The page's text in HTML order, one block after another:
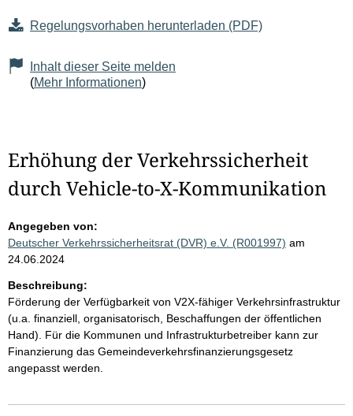
Regelungsvorhaben herunterladen (PDF)
Inhalt dieser Seite melden
(Mehr Informationen)
Erhöhung der Verkehrssicherheit
durch Vehicle-to-X-Kommunikation
Angegeben von:
Deutscher Verkehrssicherheitsrat (DVR) e.V. (R001997) am
24.06.2024
Beschreibung:
Förderung der Verfügbarkeit von V2X-fähiger Verkehrsinfrastruktur
(u.a. finanziell, organisatorisch, Beschaffungen der öffentlichen
Hand). Für die Kommunen und Infrastrukturbetreiber kann zur
Finanzierung das Gemeindeverkehrsfinanzierungsgesetz
angepasst werden.